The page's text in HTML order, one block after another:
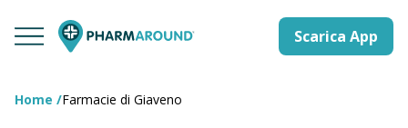
Scarica App
Home Farmacie di Giaveno